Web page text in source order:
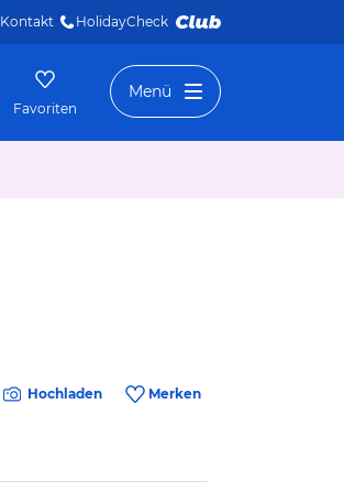
Kontakt HolidayCheck
Favoriten
Menü
Hochladen Merken